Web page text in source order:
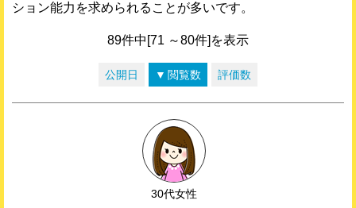
ション能力を求められることが多いです。
89件中[71 ～80件]を表示
公開日 閲覧数 評価数
30代女性